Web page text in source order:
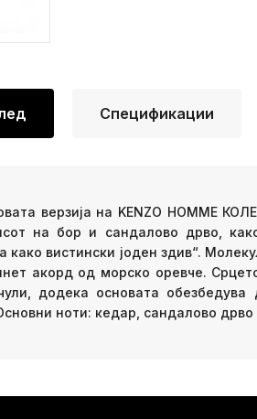
Спецификации
верзија на KENZO HOMME
на бор и сандалово дрво,
вистински јоден здив“.
акорд од морско оревче.
додека основата
ноти: кедар, сандалово дрво